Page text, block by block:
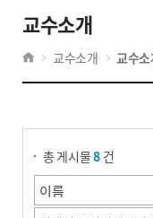
교수소개
교수소개 교수소
총 게시물8건